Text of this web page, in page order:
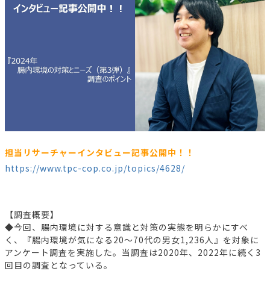
担当リサーチャーインタビュー記事公開中！！
https://www.tpc-cop.co.jp/topics/4628/
【調査概要】
◆今回、腸内環境に対する意識と対策の実態を明らかにすべ
く、『腸内環境が気になる20～70代の男女1,236人』を対象に
アンケート調査を実施した。当調査は2020年、2022年に続く3
回目の調査となっている。